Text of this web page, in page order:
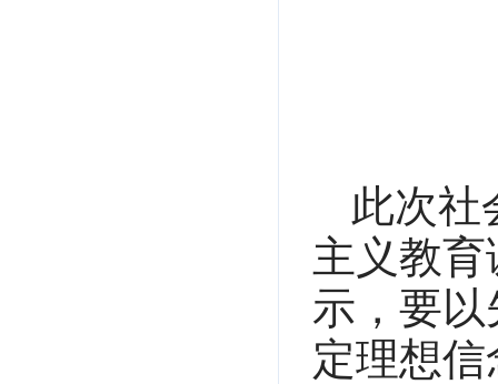
此次社
主义教
示，要
定理想